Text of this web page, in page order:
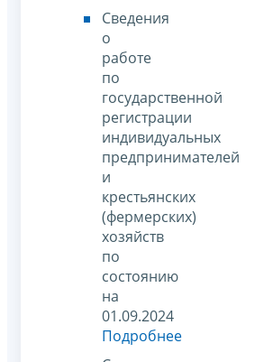
Сведения
о
работе
по
государственной
регистрации
индивидуальных
предпринимателей
и
крестьянских
(фермерских)
хозяйств
по
состоянию
на
01.09.2024
Подробнее